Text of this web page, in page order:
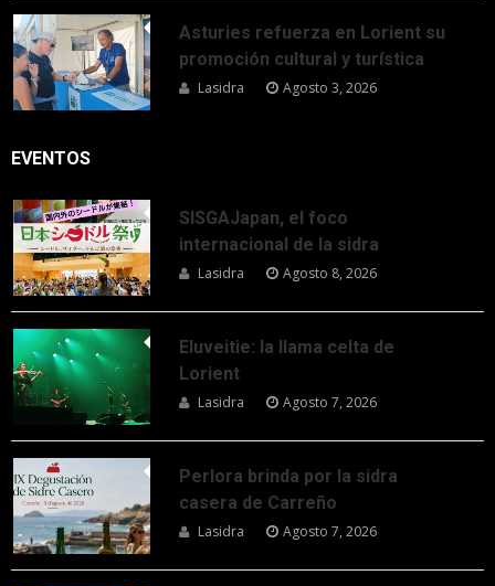
Asturies refuerza en Lorient su
promoción cultural y turística
Lasidra Agosto 3, 2026
EVENTOS
SISGAJapan, el foco
internacional de la sidra
Lasidra Agosto 8, 2026
Eluveitie: la llama celta de
Lorient
Lasidra Agosto 7, 2026
Perlora brinda por la sidra
casera de Carreño
Lasidra Agosto 7, 2026